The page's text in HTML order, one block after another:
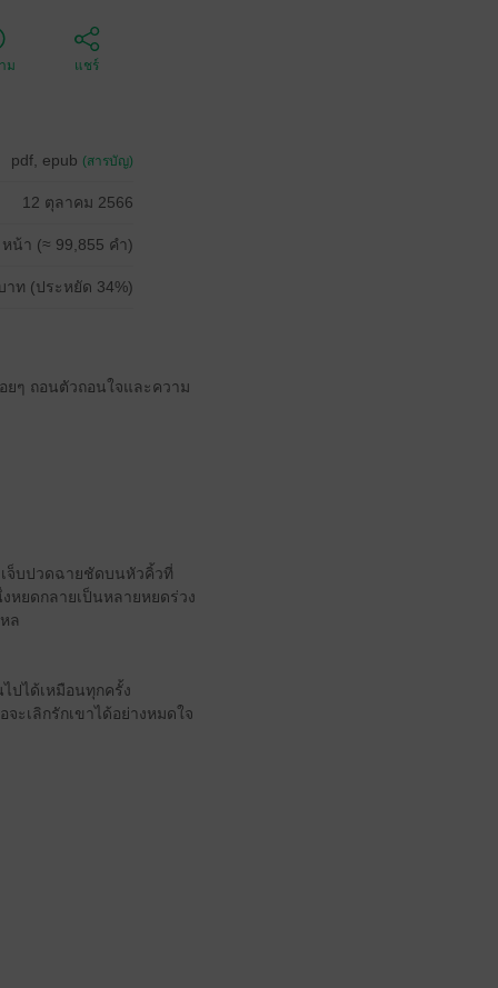
ม แชร์
pdf, epub (สารบัญ)
12 ตุลาคม 2566
น้า (≈ 99,855 คำ)
าท (ประหยัด 34%)
ยๆ ถอนตัวถอนใจและความ
จ็บปวดฉายชัดบนหัวคิ้วที่
หยดกลายเป็นหลายหยดร่วง
ล
ปได้เหมือนทุกครั้ง
ะเลิกรักเขาได้อย่างหมดใจ